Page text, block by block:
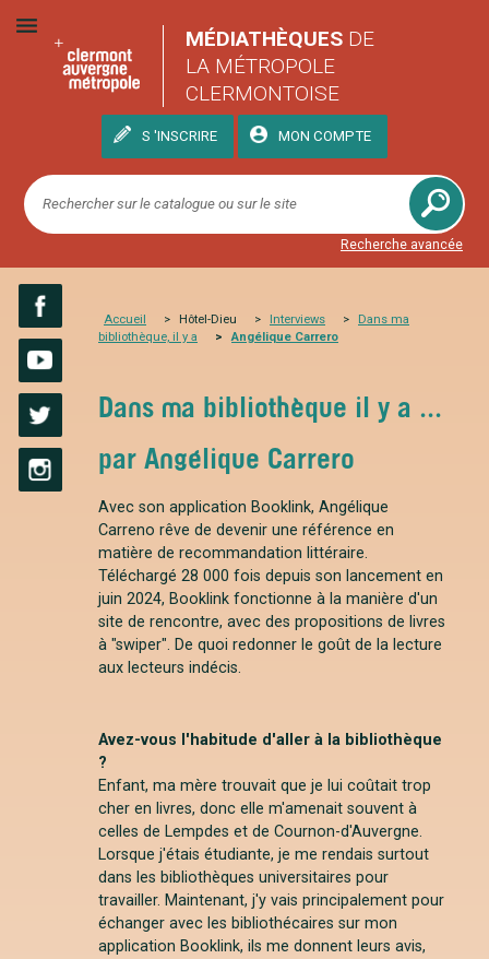
MÉDIATHÈQUES DE
LA MÉTROPOLE
CLERMONTOISE
S 'INSCRIRE MON COMPTE
Recherche avancée
Accueil Hôtel-Dieu Interviews
Dans ma
bibliothèque, il y a
Angélique Carrero
Dans ma bibliothèque il y a ...
par Angélique Carrero
Avec son application Booklink, Angélique
Carreno rêve de devenir une référence en
matière de recommandation littéraire.
Téléchargé 28 000 fois depuis son lancement en
juin 2024, Booklink fonctionne à la manière d'un
site de rencontre, avec des propositions de livres
à "swiper". De quoi redonner le goût de la lecture
aux lecteurs indécis.
Avez-vous l'habitude d'aller à la bibliothèque
?
Enfant, ma mère trouvait que je lui coûtait trop
cher en livres, donc elle m'amenait souvent à
celles de Lempdes et de Cournon-d'Auvergne.
Lorsque j'étais étudiante, je me rendais surtout
dans les bibliothèques universitaires pour
travailler. Maintenant, j'y vais principalement pour
échanger avec les bibliothécaires sur mon
application Booklink, ils me donnent leurs avis,
Facebook
YouTube
Twitter